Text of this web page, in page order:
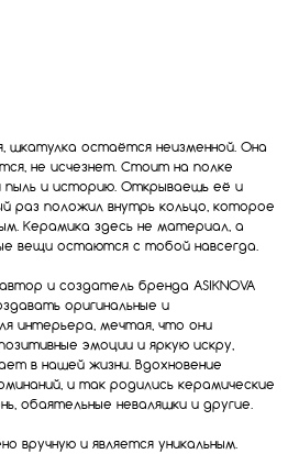
шкатулка остаётся неизменной. Она
не исчезнет. Стоит на полке
пыль и историю. Открываешь её и
раз положил внутрь кольцо, которое
Керамика здесь не материал, а
вещи остаются с тобой навсегда.
и создатель бренда ASIKNOVA
оригинальные и
интерьера, мечтая, что они
эмоции и яркую искру,
в нашей жизни. Вдохновение
и так родились керамические
обаятельные неваляшки и другие.
вручную и является уникальным.